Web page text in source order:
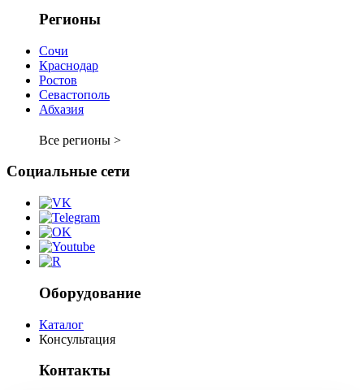
Регионы
Сочи
Краснодар
Ростов
Севастополь
Абхазия
Все регионы >
Социальные сети
Оборудование
Каталог
Консультация
Контакты